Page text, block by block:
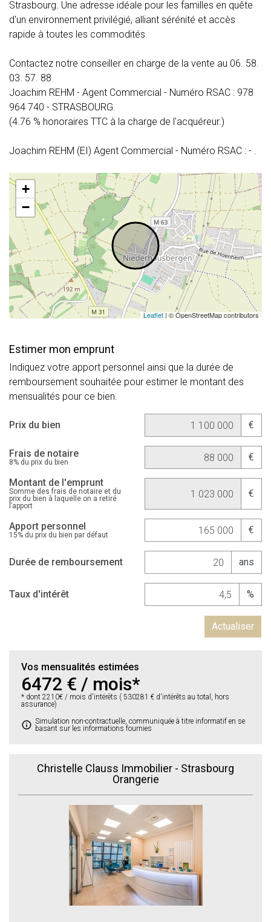
Strasbourg. Une adresse idéale pour les familles en quête
d'un environnement privilégié, alliant sérénité et accès
rapide à toutes les commodités.
Contactez notre conseiller en charge de la vente au 06. 58.
03. 57. 88
Joachim REHM - Agent Commercial - Numéro RSAC : 978
964 740 - STRASBOURG.
(4.76 % honoraires TTC à la charge de l'acquéreur.)
Joachim REHM (EI) Agent Commercial - Numéro RSAC : - .
+
−
Leaflet| © OpenStreetMap contributors
Estimer mon emprunt
Indiquez votre apport personnel ainsi que la durée de
remboursement souhaitée pour estimer le montant des
mensualités pour ce bien.
Prix du bien €
Apport personnel
15% du prix du bien par défaut €
Frais de notaire
8% du prix du bien €
Durée de remboursement ans
Montant de l'emprunt
Somme des frais de notaire et du
prix du bien à laquelle on a retiré
l’apport
€
Taux d'intérêt %
Actualiser
Vos mensualités estimées
6472 € / mois*
* dont 2210€ / mois d'intérêts ( 530281 € d'intérêts au total, hors
assurance)
info Simulation non-contractuelle, communiquée à titre informatif en se
basant sur les informations fournies
Christelle Clauss Immobilier - Strasbourg
Orangerie